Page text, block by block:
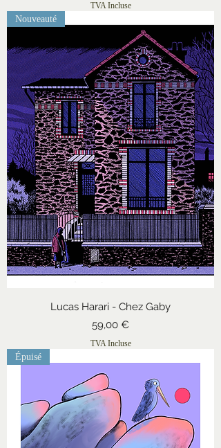
TVA Incluse
Nouveauté
Lucas Harari - Chez Gaby
Prix
59,00 €
TVA Incluse
Épuisé